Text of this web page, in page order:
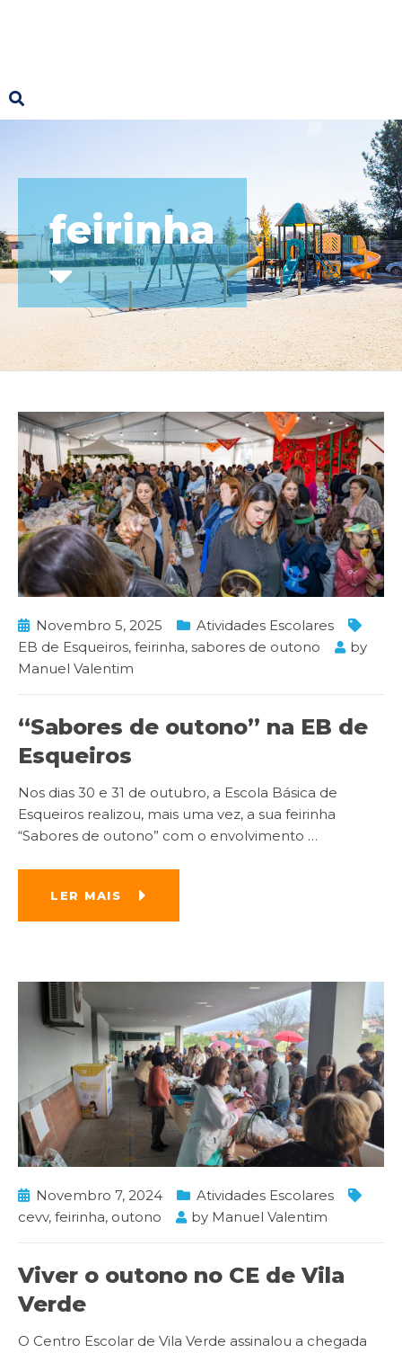
feirinha
Novembro 5, 2025
Atividades Escolares
EB de Esqueiros, feirinha, sabores de outono
by
Manuel Valentim
“Sabores de outono” na EB de
Esqueiros
Nos dias 30 e 31 de outubro, a Escola Básica de
Esqueiros realizou, mais uma vez, a sua feirinha
“Sabores de outono” com o envolvimento …
LER MAIS
Novembro 7, 2024
Atividades Escolares
cevv, feirinha, outono by Manuel Valentim
Viver o outono no CE de Vila
Verde
O Centro Escolar de Vila Verde assinalou a chegada